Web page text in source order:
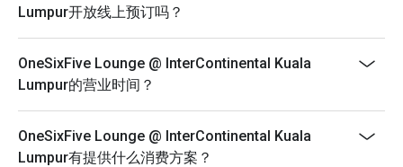
Lumpur开放线上预订吗？
OneSixFive Lounge @ InterContinental Kuala
Lumpur的营业时间？
OneSixFive Lounge @ InterContinental Kuala
Lumpur有提供什么消费方案？